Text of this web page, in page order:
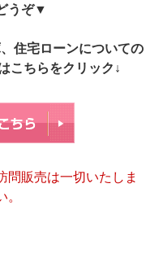
うぞ▼
住宅ローンについての
こちらをクリック↓
販売は一切いたしま